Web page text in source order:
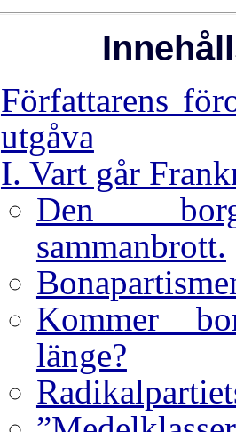
Författarens
utgåva
I. Vart går
Den
sammanbrott.
Kommer
länge?